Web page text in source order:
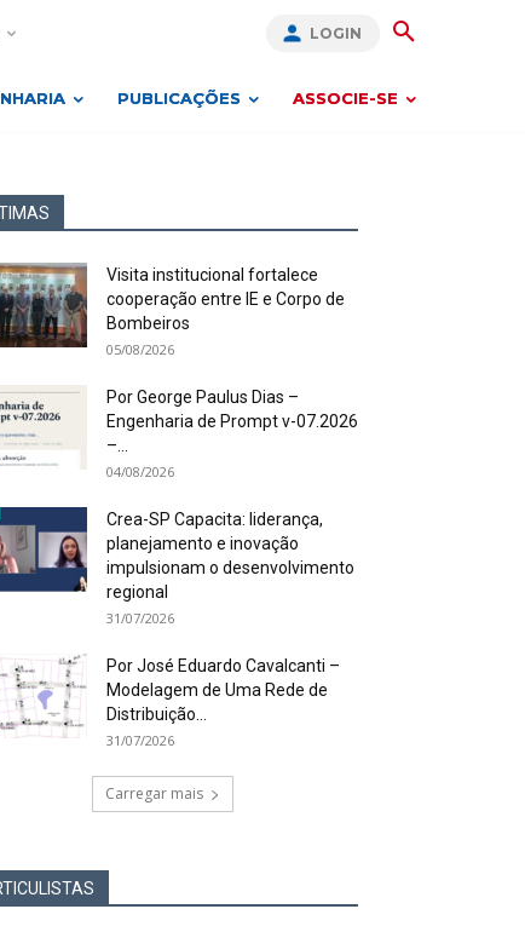
LOGIN
PUBLICAÇÕES ASSOCIE-SE
Visita institucional fortalece
cooperação entre IE e Corpo de
Bombeiros
05/08/2026
Por George Paulus Dias –
Engenharia de Prompt v-07.2026
–...
04/08/2026
Crea-SP Capacita: liderança,
planejamento e inovação
impulsionam o desenvolvimento
regional
31/07/2026
Por José Eduardo Cavalcanti –
Modelagem de Uma Rede de
Distribuição...
31/07/2026
Carregar mais